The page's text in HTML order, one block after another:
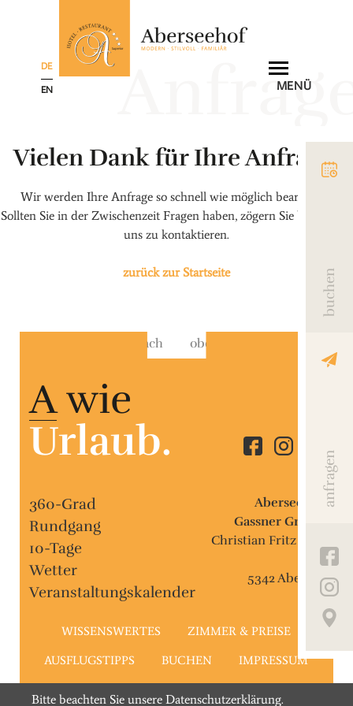
DE
EN
MENÜ
Vielen Dank für Ihre Anfrage!
Wir werden Ihre Anfrage so schnell wie möglich bearbeiten.
Sollten Sie in der Zwischenzeit Fragen haben, zögern Sie bitte nicht,
uns zu kontaktieren.
zurück zur Startseite
nach oben
Awie
Urlaub.
360-Grad
Rundgang
10-Tage
Wetter
Veranstaltungskalender
Aberseehof
Gassner GmbH
Christian Fritz Weg
5342 Abersee
WISSENSWERTES ZIMMER & PREISE
AUSFLUGSTIPPS BUCHEN IMPRESSUM
buchen
anfragen
Bitte beachten Sie unsere Datenschutzerklärung.